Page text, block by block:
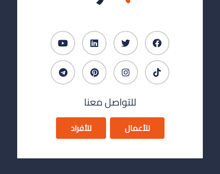
للتواصل معنا
للأعمال للأفراد